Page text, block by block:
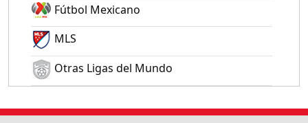
Fútbol Mexicano
MLS
Otras Ligas del Mundo